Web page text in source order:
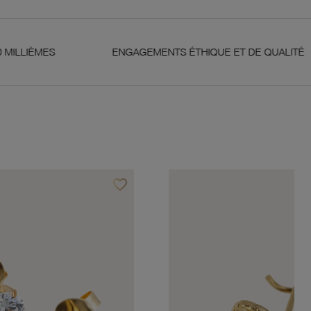
ENGAGEMENTS ÉTHIQUE ET DE QUALITÉ
favorite_borderAjouter à vos favoris